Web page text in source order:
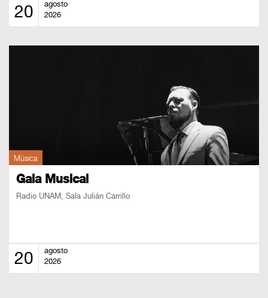
20
agosto
2026
Música
Gala Musical
Radio UNAM, Sala Julián Carrillo
20
agosto
2026